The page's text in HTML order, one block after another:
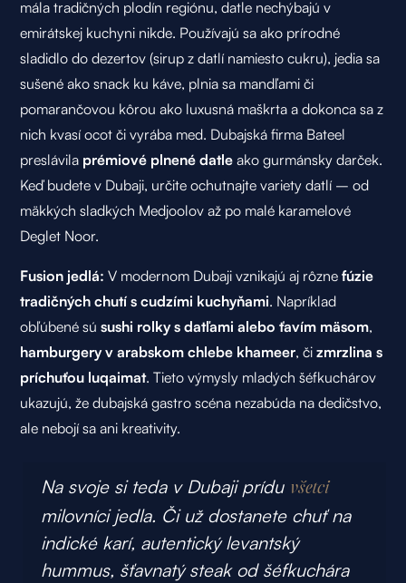
mála tradičných plodín regiónu, datle nechýbajú v
emirátskej kuchyni nikde. Používajú sa ako prírodné
sladidlo do dezertov (sirup z datlí namiesto cukru), jedia sa
sušené ako snack ku káve, plnia sa mandľami či
pomarančovou kôrou ako luxusná maškrta a dokonca sa z
nich kvasí ocot či vyrába med. Dubajská firma Bateel
preslávila prémiové plnené datle ako gurmánsky darček.
Keď budete v Dubaji, určite ochutnajte variety datlí – od
mäkkých sladkých Medjoolov až po malé karamelové
Deglet Noor.
Fusion jedlá: V modernom Dubaji vznikajú aj rôznefúzie
tradičných chutí s cudzími kuchyňami. Napríklad
obľúbené súsushi rolky s datľami alebo ťavím mäsom,
hamburgery v arabskom chlebe khameer, čizmrzlina s
príchuťou luqaimat. Tieto výmysly mladých šéfkuchárov
ukazujú, že dubajská gastro scéna nezabúda na dedičstvo,
ale nebojí sa ani kreativity.
Na svoje si teda v Dubaji prídu všetci
milovníci jedla. Či už dostanete chuť na
indické karí, autentický levantský
hummus, šťavnatý steak od šéfkuchára